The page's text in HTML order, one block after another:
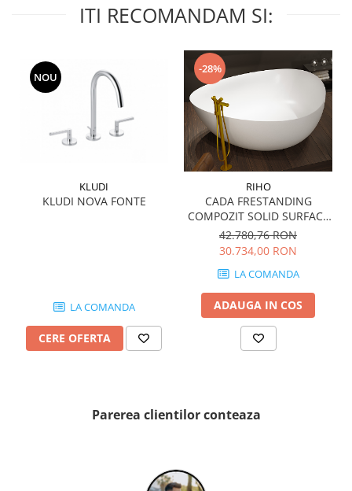
VERDE ALPI
WOODBREAK
CASALGRANDE PADANA
ALABASTRI
MYSTONE LIMESTONE
MYSTONE CEPPO DI GRE
ITI RECOMANDAM SI:
NOU
KLUDI
KLUDI NOVA FONTE
LA COMANDA
CERE OFERTA
-28%
RIHO
CADA FRESTANDING
COMPOZIT SOLID SURFACE
OVIEDO 160x160 cm 505l
42.780,76 RON
30.734,00 RON
LA COMANDA
ADAUGA IN COS
Parerea clientilor conteaza